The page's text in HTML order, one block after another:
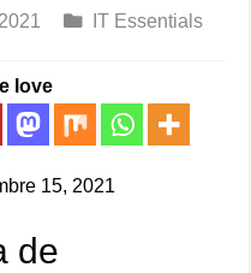
IT Essentials
love
15, 2021
de